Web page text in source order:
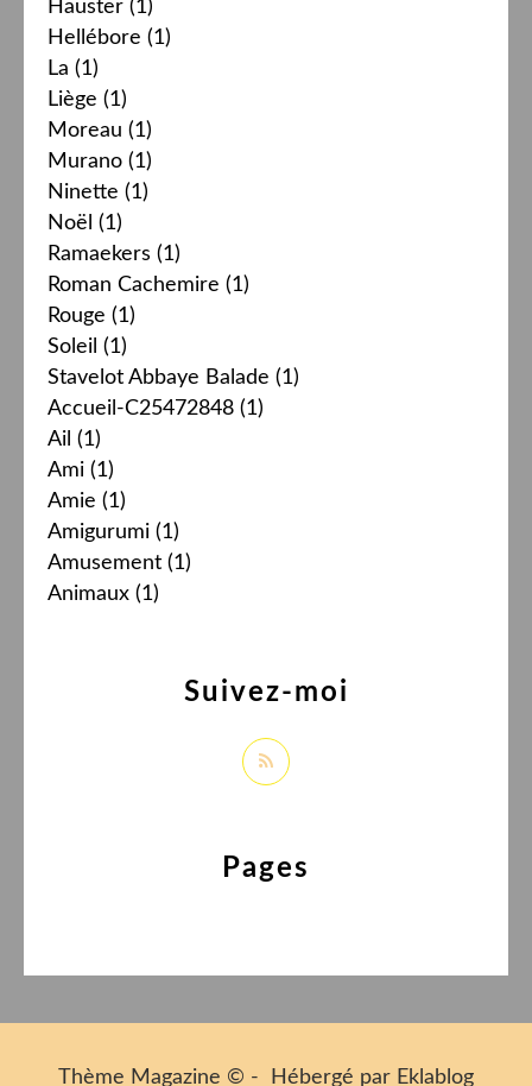
Hauster (1)
Hellébore (1)
La (1)
Liège (1)
Moreau (1)
Murano (1)
Ninette (1)
Noël (1)
Ramaekers (1)
Roman Cachemire (1)
Rouge (1)
Soleil (1)
Stavelot Abbaye Balade (1)
Accueil-C25472848 (1)
Ail (1)
Ami (1)
Amie (1)
Amigurumi (1)
Amusement (1)
Animaux (1)
Pages
Suivez-moi
Thème Magazine © - Hébergé par Eklablog